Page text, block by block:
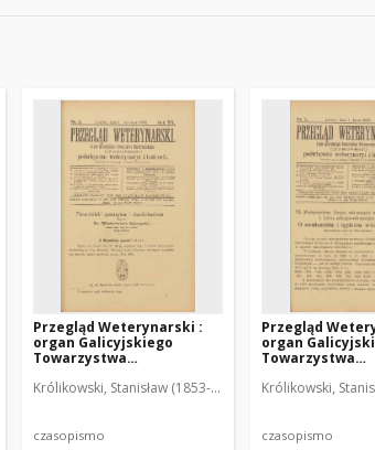
Red.
Przegląd Weterynarski :
organ Galicyjskiego
Towarzystwa
czasopismo poświęcone
Królikowski, Stanisław (1853-1924). Red.
czasopismo
Przegląd
organ
Towarzystwa
czasopismo
Królikowski,
czasopismo